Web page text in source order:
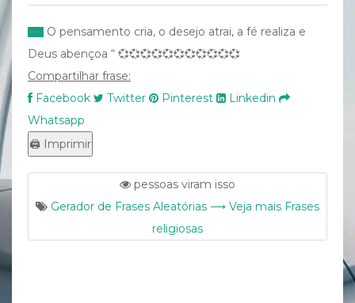
O pensamento cria, o desejo atrai, a fé realiza e
Deus abençoa “ 💞💞💞💞💞💞💞💞💞💞💞
Compartilhar frase:
Facebook
Twitter Pinterest
Linkedin
Whatsapp
pessoas viram isso
Gerador de Frases Aleatórias ⟶ Veja mais Frases
religiosas